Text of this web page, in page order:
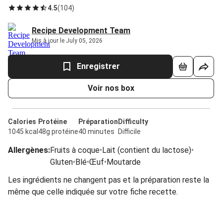
4.5(104)
Recipe Development Team
Mis à jour le July 05, 2026
Enregistrer
Voir nos box
Calories
1045 kcal
Protéine
48g protéine
Préparation
40 minutes
Difficulty
Difficile
Allergènes:Fruits à coque•Lait (contient du lactose)•
Gluten•Blé•Œuf•Moutarde
Les ingrédients ne changent pas et la préparation reste la
même que celle indiquée sur votre fiche recette.